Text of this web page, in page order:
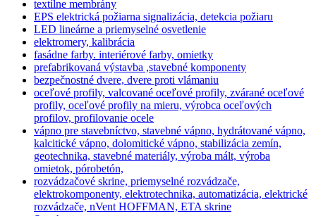
textílne membrány
EPS elektrická požiarna signalizácia, detekcia požiaru
LED lineárne a priemyselné osvetlenie
elektromery, kalibrácia
fasádne farby. interiérové farby, omietky
prefabrikovaná výstavba ,stavebné komponenty
bezpečnostné dvere, dvere proti vlámaniu
oceľové profily, valcované oceľové profily, zvárané oceľové
profily, oceľové profily na mieru, výrobca oceľových
profilov, profilovanie ocele
vápno pre stavebníctvo, stavebné vápno, hydrátované vápno,
kalcitické vápno, dolomitické vápno, stabilizácia zemín,
geotechnika, stavebné materiály, výroba mált, výroba
omietok, pórobetón,
rozvádzačové skrine, priemyselné rozvádzače,
elektrokomponenty, elektrotechnika, automatizácia, elektrické
rozvádzače, nVent HOFFMAN, ETA skrine